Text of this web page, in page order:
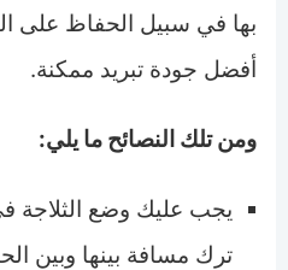
بها في سبيل الحفاظ على
أفضل جودة تبريد ممكنة.
ومن تلك النصائح ما يلي:
يجب عليك وضع الثلاجة
ترك مسافة بينها وبين